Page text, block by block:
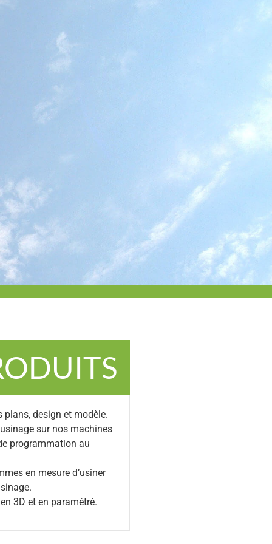
plans, design et modèle.
sur nos machines
programmation au
en mesure d’usiner
3D et en paramétré.